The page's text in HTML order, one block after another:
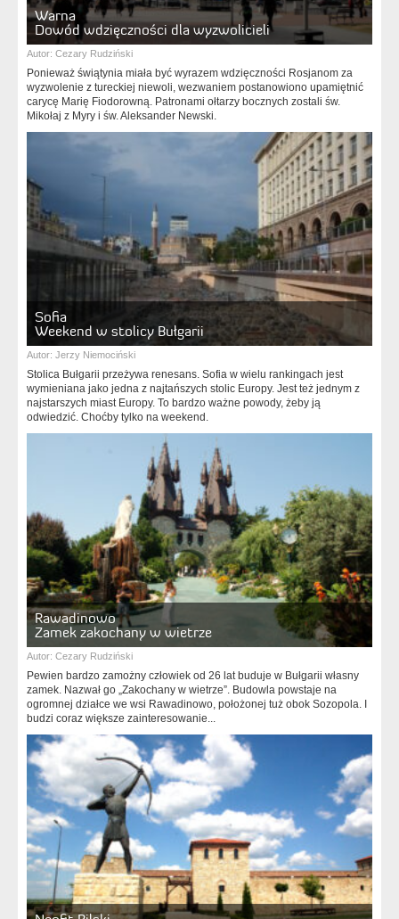
Warna
Dowód wdzięczności dla wyzwolicieli
Autor: Cezary Rudziński
Ponieważ świątynia miała być wyrazem wdzięczności Rosjanom za
wyzwolenie z tureckiej niewoli, wezwaniem postanowiono upamiętnić
carycę Marię Fiodorowną. Patronami ołtarzy bocznych zostali św.
Mikołaj z Myry i św. Aleksander Newski.
Sofia
Weekend w stolicy Bułgarii
Autor: Jerzy Niemociński
Stolica Bułgarii przeżywa renesans. Sofia w wielu rankingach jest
wymieniana jako jedna z najtańszych stolic Europy. Jest też jednym z
najstarszych miast Europy. To bardzo ważne powody, żeby ją
odwiedzić. Choćby tylko na weekend.
Rawadinowo
Zamek zakochany w wietrze
Autor: Cezary Rudziński
Pewien bardzo zamożny człowiek od 26 lat buduje w Bułgarii własny
zamek. Nazwał go „Zakochany w wietrze”. Budowla powstaje na
ogromnej działce we wsi Rawadinowo, położonej tuż obok Sozopola. I
budzi coraz większe zainteresowanie...